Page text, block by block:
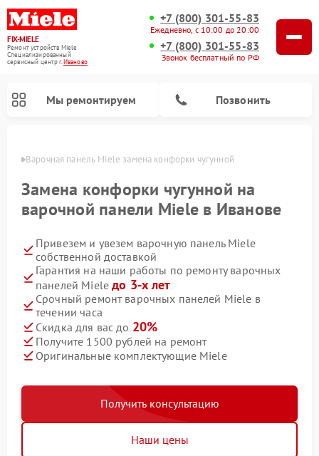
FIX-MIELE
Ремонт устройств Miele
Специализированный
cервисный центр г.Иваново
+7 (800) 301-55-83
Ежедневно, с 10:00 до 20:00
+7 (800) 301-55-83
Звонок бесплатный по РФ
Мы ремонтируем Позвонить
Варочная панель Miele замена конфорки чугунной
Замена конфорки чугунной на
варочной панели Miele в Иванове
Привезем и увезем варочную панель Miele
собственной доставкой
Гарантия на наши работы по ремонту варочных
панелей Mieleдо 3-х лет
Срочный ремонт варочных панелей Miele в
течении часа
Скидка для вас до 20%
Получите 1500 рублей на ремонт
Оригинальные комплектующие Miele
Получить консультацию
Наши цены